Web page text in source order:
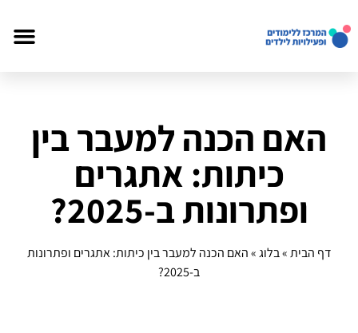
האם הכנה למעבר בין
כיתות: אתגרים
ופתרונות ב‑2025?
דף הבית»בלוג»האם הכנה למעבר בין כיתות: אתגרים ופתרונות
ב‑2025?